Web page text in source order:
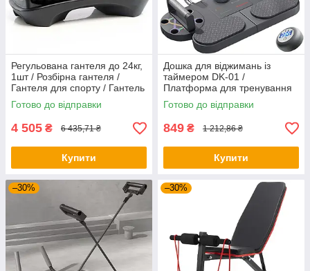
Регульована гантеля до 24кг,
1шт / Розбірна гантеля /
Гантеля для спорту / Гантель
для фітнесу
Готово до відправки
4 505 ₴ 6 435,71 ₴
Купити
Дошка для віджимань із
таймером DK-01 /
Платформа для тренування
рук / Тренажер для преса
Готово до відправки
849 ₴ 1 212,86 ₴
Купити
–30% –30%